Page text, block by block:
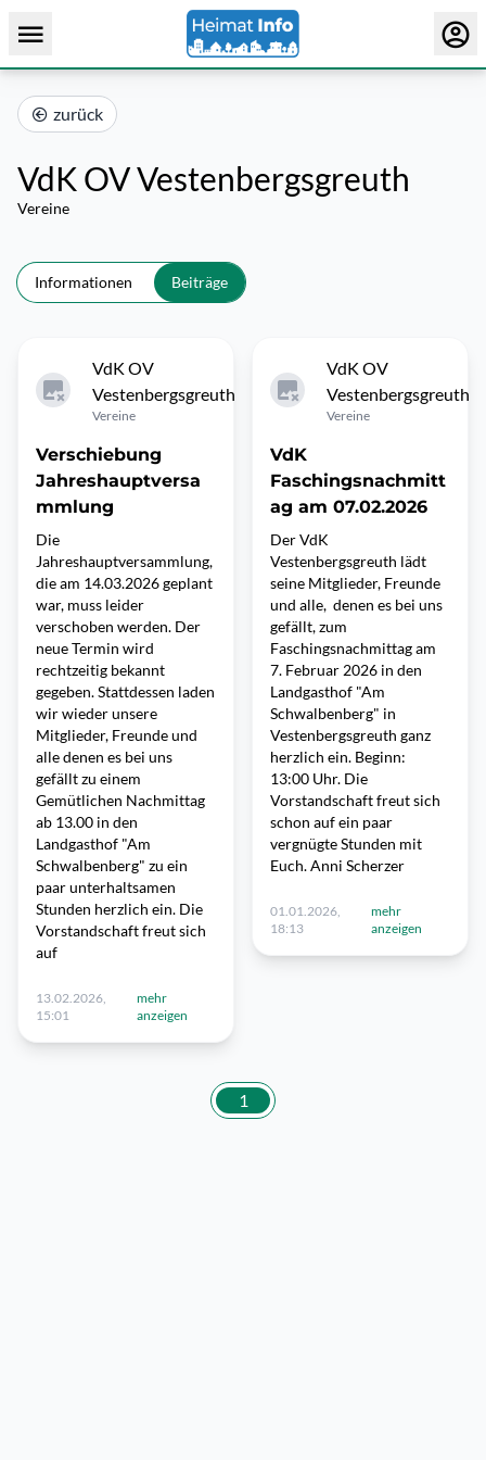
zurück
VdK OV Vestenbergsgreuth
Vereine
Informationen Beiträge
VdK OV
Vestenbergsgreuth
Vereine
Verschiebung
Jahreshauptversa
mmlung
Die
Jahreshauptversammlung,
die am 14.03.2026 geplant
war, muss leider
verschoben werden. Der
neue Termin wird
rechtzeitig bekannt
gegeben. Stattdessen laden
wir wieder unsere
Mitglieder, Freunde und
alle denen es bei uns
gefällt zu einem
Gemütlichen Nachmittag
ab 13.00 in den
Landgasthof "Am
Schwalbenberg" zu ein
paar unterhaltsamen
Stunden herzlich ein. Die
Vorstandschaft freut sich
auf
13.02.2026,
15:01
mehr
anzeigen
VdK OV
Vestenbergsgreuth
Vereine
VdK
Faschingsnachmitt
ag am 07.02.2026
Der VdK
Vestenbergsgreuth lädt
seine Mitglieder, Freunde
und alle, denen es bei uns
gefällt, zum
Faschingsnachmittag am
7. Februar 2026 in den
Landgasthof "Am
Schwalbenberg" in
Vestenbergsgreuth ganz
herzlich ein. Beginn:
13:00 Uhr. Die
Vorstandschaft freut sich
schon auf ein paar
vergnügte Stunden mit
Euch. Anni Scherzer
01.01.2026,
18:13
mehr
anzeigen
1